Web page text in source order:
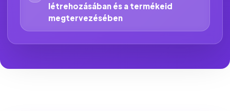
létrehozásában és a termékeid
megtervezésében